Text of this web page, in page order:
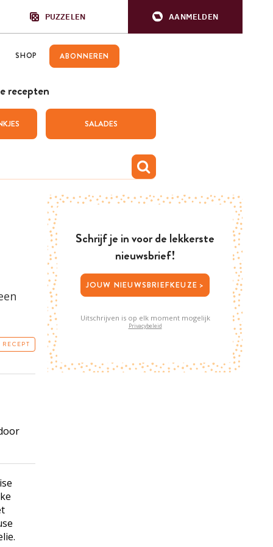
PUZZELEN AANMELDEN
SHOP ABONNEREN
recepten
SALADES
Schrijf je in voor de lekkerste
nieuwsbrief!
JOUW NIEUWSBRIEFKEUZE >
Uitschrijven is op elk moment mogelijk
Privacybeleid